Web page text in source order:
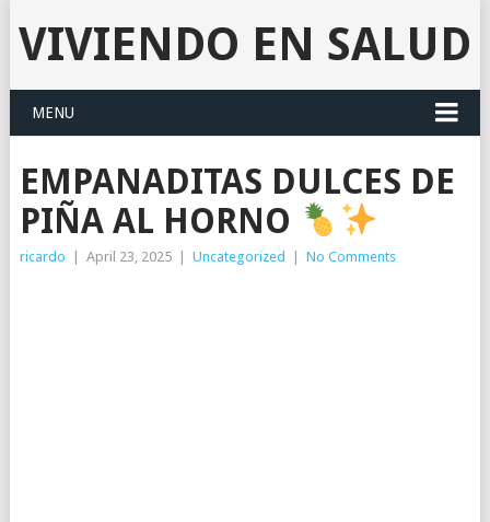
VIVIENDO EN SALUD
MENU
EMPANADITAS DULCES DE
PIÑA AL HORNO
ricardo April 23, 2025 Uncategorized No Comments